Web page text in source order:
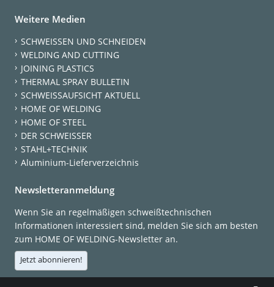
Weitere Medien
SCHWEISSEN UND SCHNEIDEN
WELDING AND CUTTING
JOINING PLASTICS
THERMAL SPRAY BULLETIN
SCHWEISSAUFSICHT AKTUELL
HOME OF WELDING
HOME OF STEEL
DER SCHWEISSER
STAHL+TECHNIK
Aluminium-Lieferverzeichnis
Newsletteranmeldung
Wenn Sie an regelmäßigen schweißtechnischen
Informationen interessiert sind, melden Sie sich am besten
zum HOME OF WELDING-Newsletter an.
Jetzt abonnieren!